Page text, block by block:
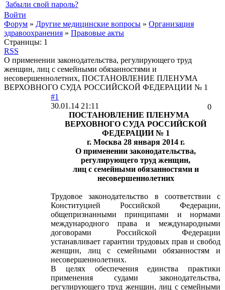
Забыли свой пароль?
Войти
Форум » Другие медицинские вопросы » Организация
здравоохранения » Правовые акты
Страницы: 1
RSS
О применении законодательства, регулирующего труд
женщин, лиц с семейными обязанностями и
несовершеннолетних, ПОСТАНОВЛЕНИЕ ПЛЕНУМА
ВЕРХОВНОГО СУДА РОССИЙСКОЙ ФЕДЕРАЦИИ № 1
#1
0
30.01.14 21:11
ПОСТАНОВЛЕНИЕ ПЛЕНУМА
ВЕРХОВНОГО СУДА РОССИЙСКОЙ
ФЕДЕРАЦИИ № 1
г. Москва 28 января 2014 г.
О применении законодательства,
регулирующего труд женщин,
лиц с семейными обязанностями и
несовершеннолетних
Трудовое законодательство в соответствии с
Конституцией Российской Федерации,
общепризнанными принципами и нормами
международного права и международными
договорами Российской Федерации
устанавливает гарантии трудовых прав и свобод
женщин, лиц с семейными обязанностям и
несовершеннолетних.
В целях обеспечения единства практики
применения судами законодательства,
регулирующего труд женщин, лиц с семейными